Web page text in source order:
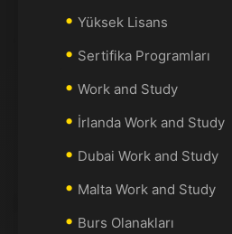
Yüksek Lisans
Sertifika Programları
Work and Study
İrlanda Work and Study
Dubai Work and Study
Malta Work and Study
Burs Olanakları